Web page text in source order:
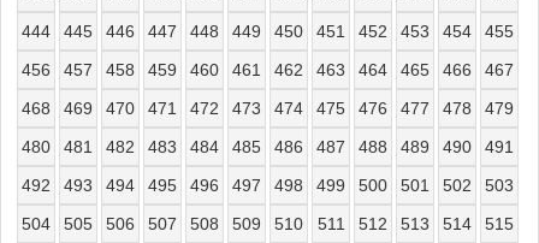
444
445 446 447 448 449 450 451 452 453 454
455
456
457 458 459 460 461 462 463 464 465 466
467
468
469 470 471 472 473 474 475 476 477 478
479
480
481 482 483 484 485 486 487 488 489 490
491
492
493 494 495 496 497 498 499 500 501 502
503
504
505 506 507 508 509 510 511 512 513 514
515